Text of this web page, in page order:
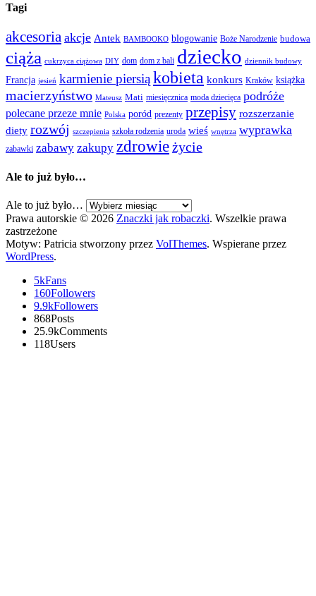
Tagi
akcesoria akcje Antek BAMBOOKO blogowanie Boże Narodzenie budowa
ciąża cukrzyca ciążowa DIY dom dom z bali dziecko dziennik budowy
Francja jesień karmienie piersiąkobieta konkurs Kraków książka
macierzyństwo Mateusz Mati miesięcznica moda dziecięca podróże
polecane przeze mnie Polska poród prezenty przepisy rozszerzanie
diety rozwój szczepienia szkoła rodzenia uroda wieś wnętrza wyprawka
zabawki zabawy zakupy zdrowieżycie
Ale to już było…
Ale to już było…
Prawa autorskie © 2026 Znaczki jak robaczki. Wszelkie prawa
zastrzeżone
Motyw: Patricia stworzony przez VolThemes. Wspierane przez
WordPress.
5kFans
160Followers
9.9kFollowers
868Posts
25.9kComments
118Users